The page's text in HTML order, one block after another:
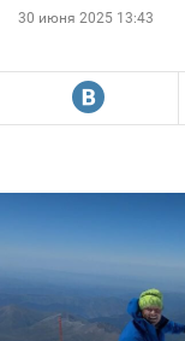
30 июня 2025 13:43
R